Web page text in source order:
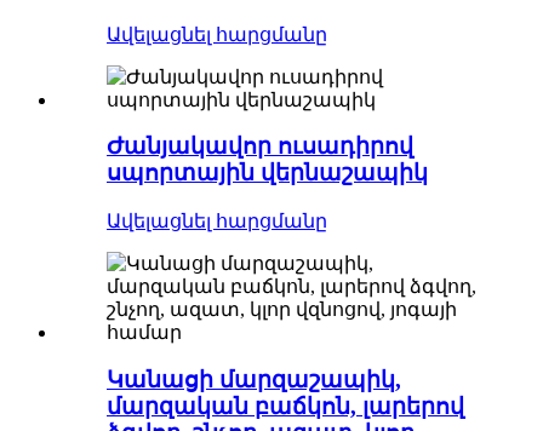
Ավելացնել հարցմանը
Ժանյակավոր ուսադիրով
սպորտային վերնաշապիկ
Ավելացնել հարցմանը
Կանացի մարզաշապիկ,
մարզական բաճկոն, լարերով